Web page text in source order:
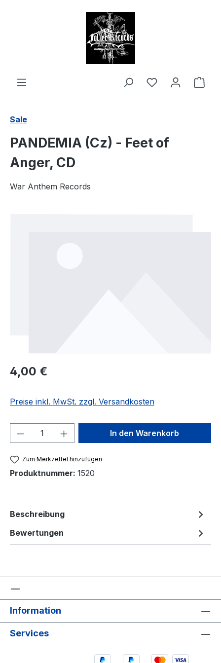
Sale
PANDEMIA (Cz) - Feet of
Anger, CD
War Anthem Records
Regulärer Preis:
4,00 €
Preise inkl. MwSt. zzgl. Versandkosten
Produkt Anzahl: Gib denIn den Warenkorb
Zum Merkzettel hinzufügen
Produktnummer: 1520
Beschreibung
Bewertungen
Information
Services